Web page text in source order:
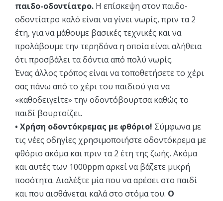
παιδο-οδοντίατρο. Η επίσκεψη στον παιδο-
οδοντίατρο καλό είναι να γίνει νωρίς, πριν τα 2
έτη, για να μάθουμε βασικές τεχνικές και να
προλάβουμε την τερηδόνα η οποία είναι αλήθεια
ότι προσβάλει τα δόντια από πολύ νωρίς.
Ένας άλλος τρόπος είναι να τοποθετήσετε το χέρι
σας πάνω από το χέρι του παιδιού για να
«καθοδειγείτε» την οδοντόβουρτσα καθώς το
παιδί βουρτσίζει.
• Χρήση οδοντόκρεμας με φθόριο! Σύμφωνα με
τις νέες οδηγίες χρησιμοποιήστε οδοντόκρεμα με
φθόριο ακόμα και πριν τα 2 έτη της ζωής. Ακόμα
και αυτές των 1000ppm αρκεί να βάζετε μικρή
ποσότητα. Διαλέξτε μία που να αρέσει στο παιδί
και που αισθάνεται καλά στο στόμα του. Ο